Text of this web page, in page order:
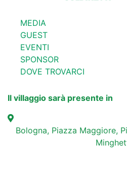
MEDIA
GUEST
EVENTI
SPONSOR
DOVE TROVARCI
Il villaggio sarà presente in
Bologna, Piazza Maggiore,